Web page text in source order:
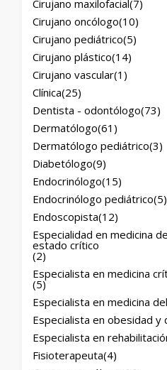
Cirujano maxilofacial (7)
Cirujano oncólogo(10)
Cirujano pediátrico(5)
Cirujano plástico(14)
Cirujano vascular(1)
Clínica(25)
Dentista - odontólogo(73)
Dermatólogo(61)
Dermatólogo pediátrico(3)
Diabetólogo(9)
Endocrinólogo(15)
Endocrinólogo pediátrico(5)
Endoscopista(12)
Especialidad en medicina
estado crítico
(2)
Especialista en medicina
(5)
Especialista en medicina
Especialista en obesidad y
Especialista en
Fisioterapeuta(4)